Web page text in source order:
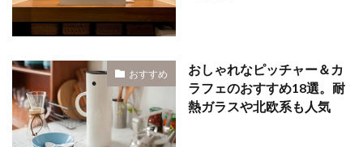
おすすめ
おしゃれなピッチャー＆カ
ラフェのおすすめ18選。耐
熱ガラスや北欧系も人気